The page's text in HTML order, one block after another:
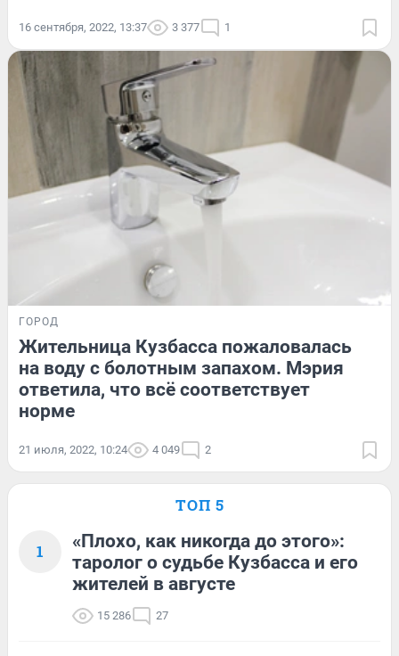
16 сентября, 2022, 13:37 3 377 1
ГОРОД
Жительница Кузбасса пожаловалась
на воду с болотным запахом. Мэрия
ответила, что всё соответствует
норме
21 июля, 2022, 10:24 4 049 2
ТОП 5
1
«Плохо, как никогда до этого»:
таролог о судьбе Кузбасса и его
жителей в августе
15 286 27